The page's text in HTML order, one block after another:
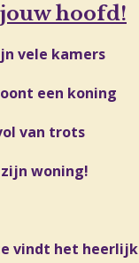
hoofd!
vele kamers
een koning
van trots
woning!
vindt het heerlijk